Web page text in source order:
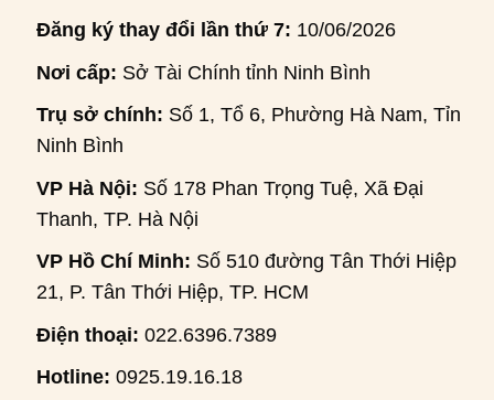
Đăng ký thay đổi lần thứ 7: 10/06/2026
Nơi cấp: Sở Tài Chính tỉnh Ninh Bình
Trụ sở chính: Số 1, Tổ 6, Phường Hà Nam, Tỉnh
Ninh Bình
VP Hà Nội: Số 178 Phan Trọng Tuệ, Xã Đại
Thanh, TP. Hà Nội
VP Hồ Chí Minh: Số 510 đường Tân Thới Hiệp
21, P. Tân Thới Hiệp, TP. HCM
Điện thoại: 022.6396.7389
Hotline: 0925.19.16.18